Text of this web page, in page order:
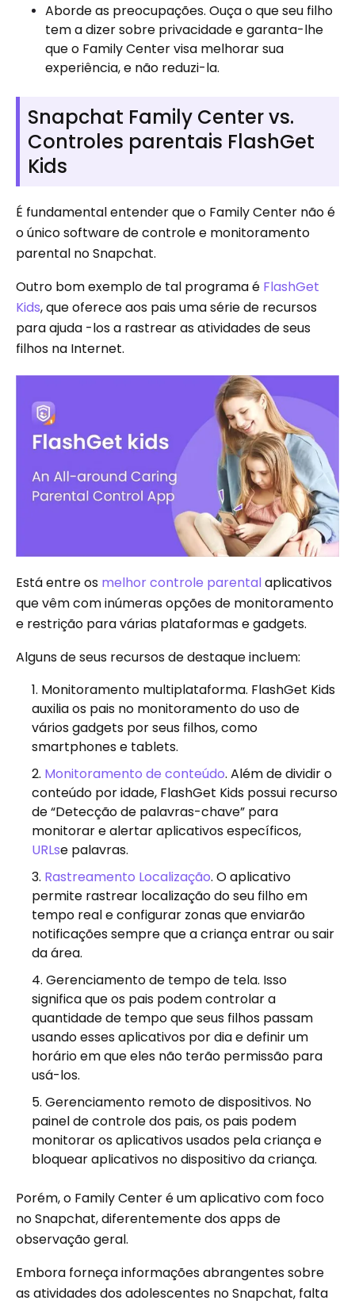
Aborde as preocupações. Ouça o que seu filho
tem a dizer sobre privacidade e garanta-lhe
que o Family Center visa melhorar sua
experiência, e não reduzi-la.
Snapchat Family Center vs.
Controles parentais FlashGet
Kids
É fundamental entender que o Family Center não é
o único software de controle e monitoramento
parental no Snapchat.
Outro bom exemplo de tal programa é FlashGet
Kids, que oferece aos pais uma série de recursos
para ajuda -los a rastrear as atividades de seus
filhos na Internet.
Está entre os melhor controle parentalaplicativos
que vêm com inúmeras opções de monitoramento
e restrição para várias plataformas e gadgets.
Alguns de seus recursos de destaque incluem:
Monitoramento multiplataforma. FlashGet Kids
auxilia os pais no monitoramento do uso de
vários gadgets por seus filhos, como
smartphones e tablets.
Monitoramento de conteúdo. Além de dividir o
conteúdo por idade, FlashGet Kids possui recurso
de “Detecção de palavras-chave” para
monitorar e alertar aplicativos específicos,
URLse palavras.
Rastreamento Localização. O aplicativo
permite rastrear localização do seu filho em
tempo real e configurar zonas que enviarão
notificações sempre que a criança entrar ou sair
da área.
Gerenciamento de tempo de tela. Isso
significa que os pais podem controlar a
quantidade de tempo que seus filhos passam
usando esses aplicativos por dia e definir um
horário em que eles não terão permissão para
usá-los.
Gerenciamento remoto de dispositivos. No
painel de controle dos pais, os pais podem
monitorar os aplicativos usados ​​pela criança e
bloquear aplicativos no dispositivo da criança.
Porém, o Family Center é um aplicativo com foco
no Snapchat, diferentemente dos apps de
observação geral.
Embora forneça informações abrangentes sobre
as atividades dos adolescentes no Snapchat, falta